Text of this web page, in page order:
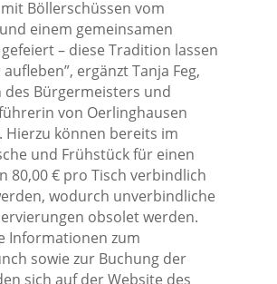
Böllerschüssen vom
einem gemeinsamen
– diese Tradition lassen
ergänzt Tanja Feg,
des Bürgermeisters und
von Oerlinghausen
Hierzu können bereits im
und Frühstück für einen
80,00 € pro Tisch verbindlich
wodurch unverbindliche
obsolet werden.
Informationen zum
sowie zur Buchung der
sich auf der Website des